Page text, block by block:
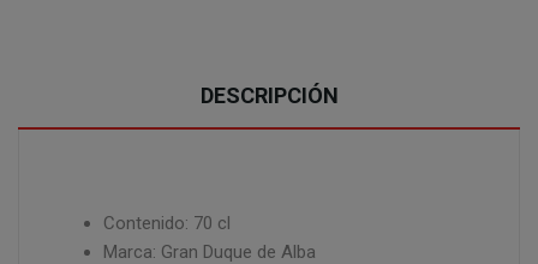
DESCRIPCIÓN
Contenido: 70 cl
Marca: Gran Duque de Alba